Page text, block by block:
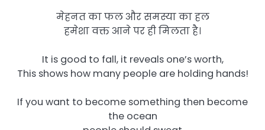
मेहनत का फल और समस्या का हल
हमेशा वक्त आने पर ही मिलता है।
It is good to fall, it reveals one’s worth,
This shows how many people are holding hands!
If you want to become something then become
the ocean